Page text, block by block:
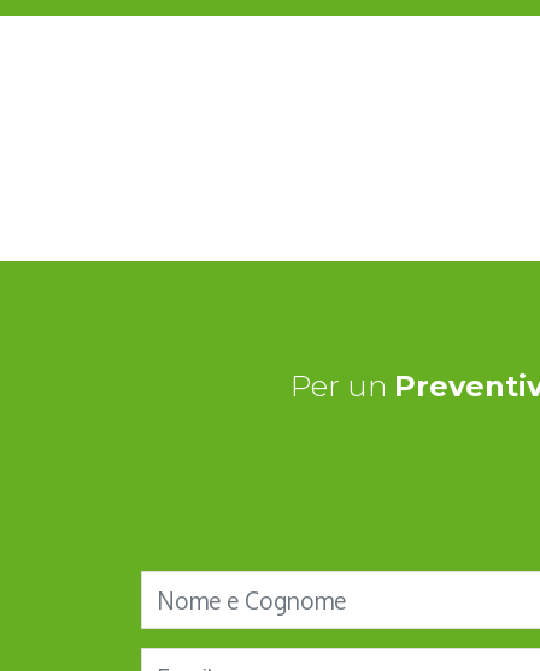
Per un